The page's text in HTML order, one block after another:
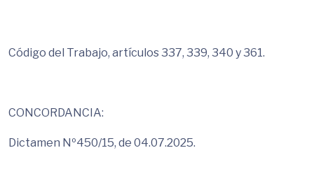
Código del Trabajo, artículos 337, 339, 340 y 361.
CONCORDANCIA:
Dictamen Nº450/15, de 04.07.2025.